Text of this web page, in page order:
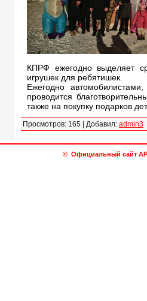
КПРФ ежегодно выделяет
игрушек для ребятишек.
Ежегодно
проводится
также на покупку подарков
Просмотров: 165 Добавил: admin3
© Официальный сайт